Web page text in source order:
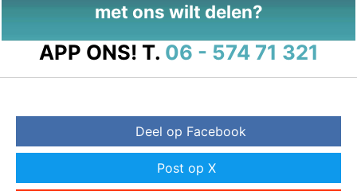
met ons wilt delen?
APP ONS! T. 06 - 574 71 321
Deel op Facebook
Post op X